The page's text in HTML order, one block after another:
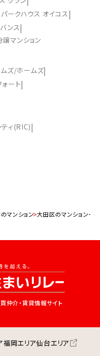
パークハウス オイコス
ンス
マンション
ズ/ホームズ
ート
ィ(RIC)
マンション 大田区のマンション一
仲介・賃貸情報サイト
福岡エリア仙台エリア